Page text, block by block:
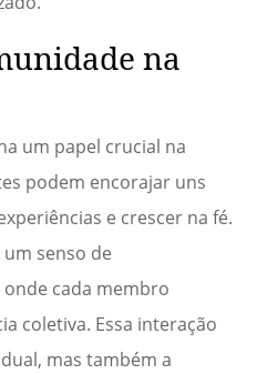
na
um papel crucial na
podem encorajar uns
e crescer na fé.
senso de
cada membro
coletiva. Essa interação
mas também a